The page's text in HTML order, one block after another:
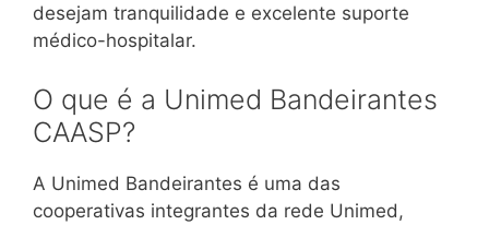
desejam tranquilidade e excelente suporte
médico-hospitalar.
O que é a Unimed Bandeirantes
CAASP?
A Unimed Bandeirantes é uma das
cooperativas integrantes da rede Unimed,